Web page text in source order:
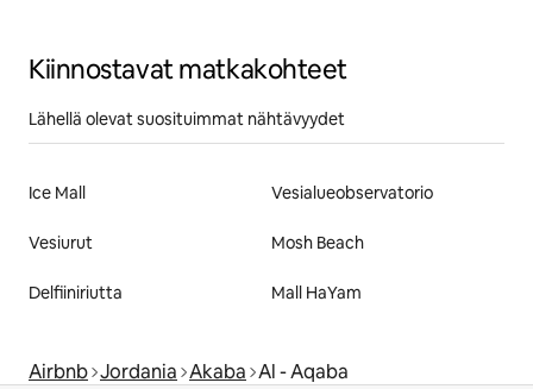
Kiinnostavat matkakohteet
Lähellä olevat suosituimmat nähtävyydet
Ice Mall Vesialueobservatorio
Vesiurut Mosh Beach
Delfiiniriutta Mall HaYam
Airbnb Jordania Akaba Al - Aqaba